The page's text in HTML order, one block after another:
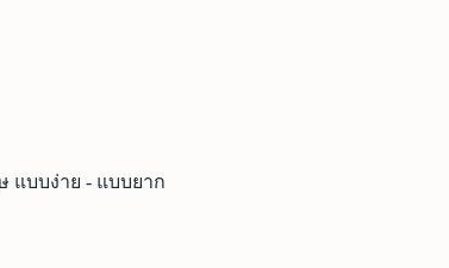
แบบง่าย - แบบยาก